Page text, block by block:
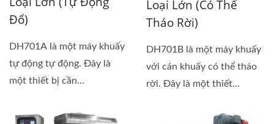
Đổ)
DH701A là một máy khuấy
tự động tự động. Đây là
một thiết bị cần...
Loại Lớn (có Thể
Tháo Rời)
DH701B là một máy khuấy
với cán khuấy có thể tháo
rời. Đây là một thiết...